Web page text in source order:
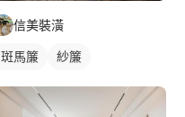
信美裝潢
斑馬簾 紗簾